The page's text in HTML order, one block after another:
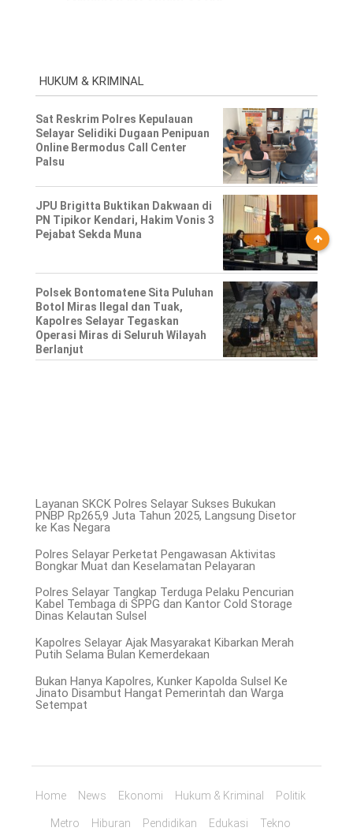
HUKUM & KRIMINAL
Sat Reskrim Polres Kepulauan
Selayar Selidiki Dugaan Penipuan
Online Bermodus Call Center
Palsu
JPU Brigitta Buktikan Dakwaan di
PN Tipikor Kendari, Hakim Vonis 3
Pejabat Sekda Muna
Polsek Bontomatene Sita Puluhan
Botol Miras Ilegal dan Tuak,
Kapolres Selayar Tegaskan
Operasi Miras di Seluruh Wilayah
Berlanjut
Layanan SKCK Polres Selayar Sukses Bukukan
PNBP Rp265,9 Juta Tahun 2025, Langsung Disetor
ke Kas Negara
Polres Selayar Perketat Pengawasan Aktivitas
Bongkar Muat dan Keselamatan Pelayaran
Polres Selayar Tangkap Terduga Pelaku Pencurian
Kabel Tembaga di SPPG dan Kantor Cold Storage
Dinas Kelautan Sulsel
Kapolres Selayar Ajak Masyarakat Kibarkan Merah
Putih Selama Bulan Kemerdekaan
Bukan Hanya Kapolres, Kunker Kapolda Sulsel Ke
Jinato Disambut Hangat Pemerintah dan Warga
Setempat
Home News Ekonomi Hukum & Kriminal Politik
Metro Hiburan Pendidikan Edukasi Tekno